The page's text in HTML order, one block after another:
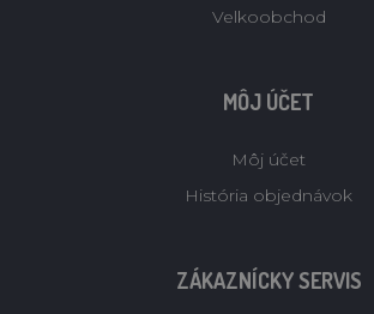
Velkoobchod
MÔJ ÚČET
Môj účet
História objednávok
ZÁKAZNÍCKY SERVIS